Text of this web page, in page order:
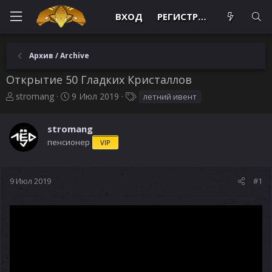
ВХОД РЕГИСТРАЦИЯ
Архив / Archive
Открытие 50 Гладких Кристаллов
А
о
р
т
м
ы
stromang
Д
а
н
9 Июл 2019 летний ивент
stromang
пенсионер VIP
9 Июл 2019 #1